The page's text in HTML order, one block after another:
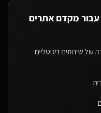
מקדם אתרים
שירותים דיגיטליים